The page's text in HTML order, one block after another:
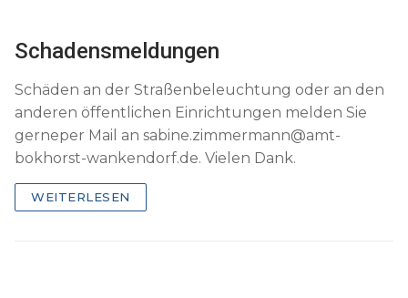
Schadensmeldungen
Schäden an der Straßenbeleuchtung oder an den
anderen öffentlichen Einrichtungen melden Sie
gerneper Mail an sabine.zimmermann@amt-
bokhorst-wankendorf.de. Vielen Dank.
WEITERLESEN